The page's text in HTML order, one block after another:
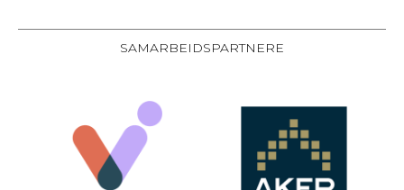
SAMARBEIDSPARTNERE